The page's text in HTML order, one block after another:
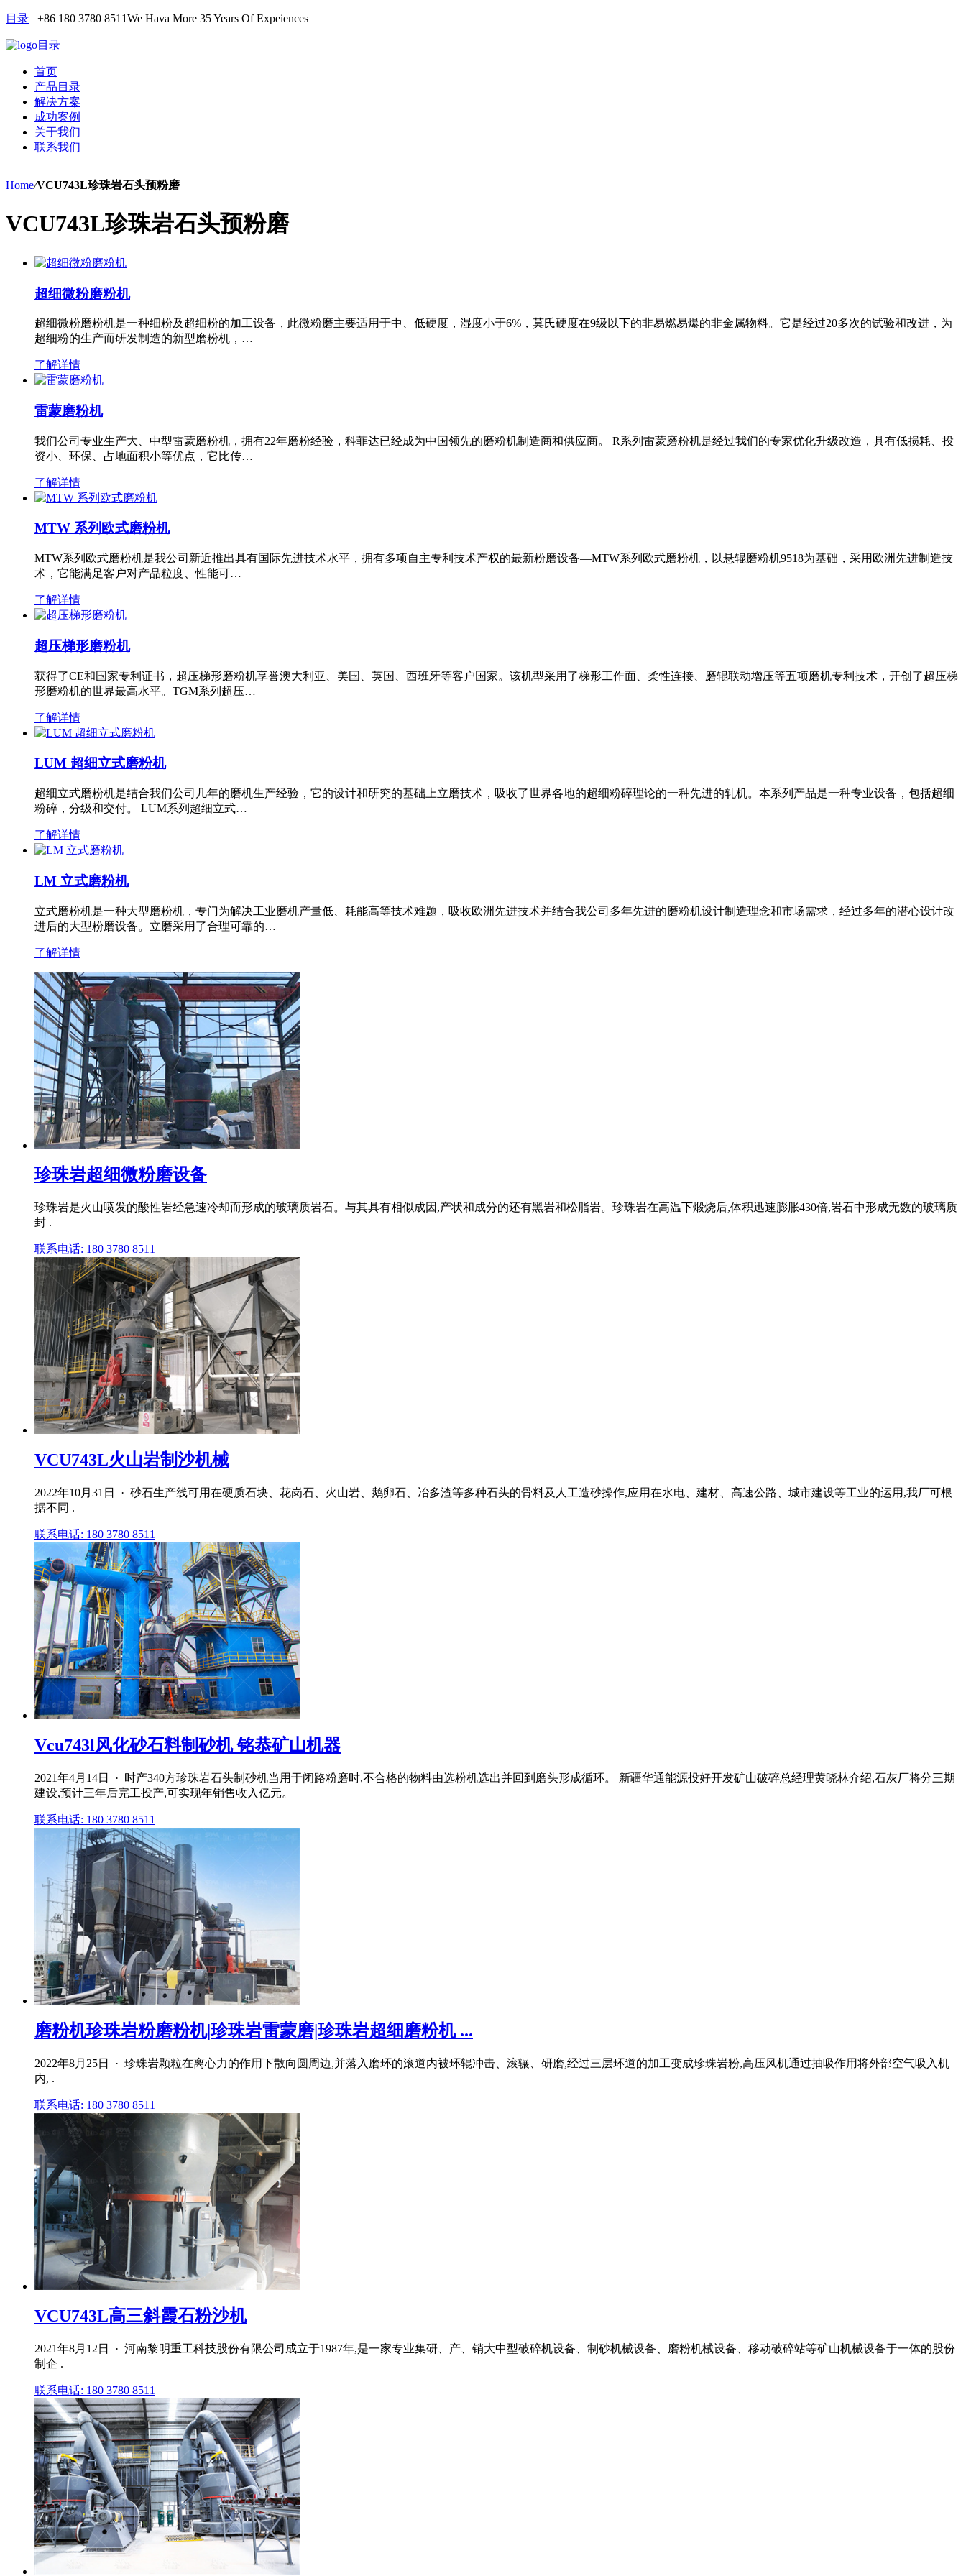
目录 +86 180 3780 8511We Hava More 35 Years Of Expeiences
目录
首页
产品目录
解决方案
成功案例
关于我们
联系我们
Home/VCU743L珍珠岩石头预粉磨
VCU743L珍珠岩石头预粉磨
超细微粉磨粉机
超细微粉磨粉机是一种细粉及超细粉的加工设备，此微粉磨主要适用于中、低硬度，湿度小于6%，莫氏硬度在9级以下的非易燃易爆的非金属物料。它是经过20多次的试验和改进，为
超细粉的生产而研发制造的新型磨粉机，…
了解详情
雷蒙磨粉机
我们公司专业生产大、中型雷蒙磨粉机，拥有22年磨粉经验，科菲达已经成为中国领先的磨粉机制造商和供应商。 R系列雷蒙磨粉机是经过我们的专家优化升级改造，具有低损耗、投
资小、环保、占地面积小等优点，它比传…
了解详情
MTW 系列欧式磨粉机
MTW系列欧式磨粉机是我公司新近推出具有国际先进技术水平，拥有多项自主专利技术产权的最新粉磨设备—MTW系列欧式磨粉机，以悬辊磨粉机9518为基础，采用欧洲先进制造技
术，它能满足客户对产品粒度、性能可…
了解详情
超压梯形磨粉机
获得了CE和国家专利证书，超压梯形磨粉机享誉澳大利亚、美国、英国、西班牙等客户国家。该机型采用了梯形工作面、柔性连接、磨辊联动增压等五项磨机专利技术，开创了超压梯
形磨粉机的世界最高水平。TGM系列超压…
了解详情
LUM 超细立式磨粉机
超细立式磨粉机是结合我们公司几年的磨机生产经验，它的设计和研究的基础上立磨技术，吸收了世界各地的超细粉碎理论的一种先进的轧机。本系列产品是一种专业设备，包括超细
粉碎，分级和交付。 LUM系列超细立式…
了解详情
LM 立式磨粉机
立式磨粉机是一种大型磨粉机，专门为解决工业磨机产量低、耗能高等技术难题，吸收欧洲先进技术并结合我公司多年先进的磨粉机设计制造理念和市场需求，经过多年的潜心设计改
进后的大型粉磨设备。立磨采用了合理可靠的…
了解详情
珍珠岩超细微粉磨设备
珍珠岩是火山喷发的酸性岩经急速冷却而形成的玻璃质岩石。与其具有相似成因,产状和成分的还有黑岩和松脂岩。珍珠岩在高温下煅烧后,体积迅速膨胀430倍,岩石中形成无数的玻璃质
封 .
联系电话: 180 3780 8511
VCU743L火山岩制沙机械
2022年10月31日 · 砂石生产线可用在硬质石块、花岗石、火山岩、鹅卵石、冶多渣等多种石头的骨料及人工造砂操作,应用在水电、建材、高速公路、城市建设等工业的运用,我厂可根
据不同 .
联系电话: 180 3780 8511
Vcu743l风化砂石料制砂机 铭恭矿山机器
2021年4月14日 · 时产340方珍珠岩石头制砂机当用于闭路粉磨时,不合格的物料由选粉机选出并回到磨头形成循环。 新疆华通能源投好开发矿山破碎总经理黄晓林介绍,石灰厂将分三期
建设,预计三年后完工投产,可实现年销售收入亿元。
联系电话: 180 3780 8511
磨粉机珍珠岩粉磨粉机|珍珠岩雷蒙磨|珍珠岩超细磨粉机 ...
2022年8月25日 · 珍珠岩颗粒在离心力的作用下散向圆周边,并落入磨环的滚道内被环辊冲击、滚辗、研磨,经过三层环道的加工变成珍珠岩粉,高压风机通过抽吸作用将外部空气吸入机
内, .
联系电话: 180 3780 8511
VCU743L高三斜霞石粉沙机
2021年8月12日 · 河南黎明重工科技股份有限公司成立于1987年,是一家专业集研、产、销大中型破碎机设备、制砂机械设备、磨粉机械设备、移动破碎站等矿山机械设备于一体的股份
制企 .
联系电话: 180 3780 8511